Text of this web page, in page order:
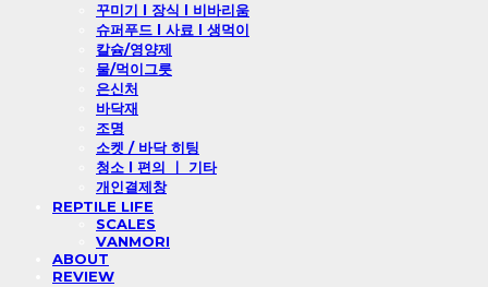
꾸미기 l 장식 l 비바리움
슈퍼푸드 l 사료 l 생먹이
칼슘/영양제
물/먹이그릇
은신처
바닥재
조명
소켓 / 바닥 히팅
청소 l 편의 ㅣ 기타
개인결제창
REPTILE LIFE
SCALES
VANMORI
ABOUT
REVIEW